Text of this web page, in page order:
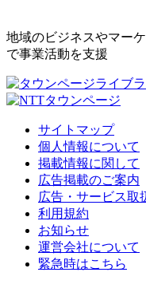
地域のビジネスやマー
で事業活動を支援
サイトマップ
個人情報について
掲載情報に関して
広告掲載のご案内
広告・サービス取
利用規約
お知らせ
運営会社について
緊急時はこちら